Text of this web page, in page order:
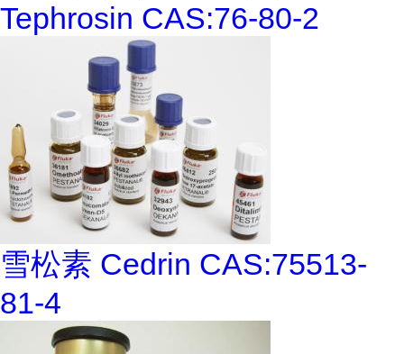
Tephrosin CAS:76-80-2
雪松素 Cedrin CAS:75513-
81-4